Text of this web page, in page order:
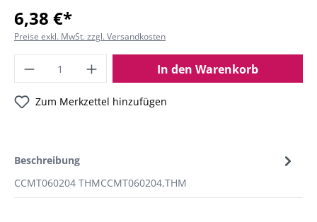
6,38 €*
Preise exkl. MwSt. zzgl. Versandkosten
In den Warenkorb
Zum Merkzettel hinzufügen
Beschreibung
CCMT060204 THMCCMT060204,THM